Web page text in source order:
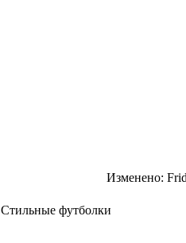
Изменено:
Стильные футболки